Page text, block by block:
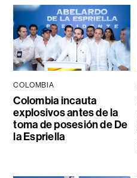
COLOMBIA
Colombia incauta
explosivos antes de la
toma de posesión de De
la Espriella